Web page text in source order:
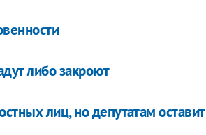
либо закроют
лиц, но депутатам оставит